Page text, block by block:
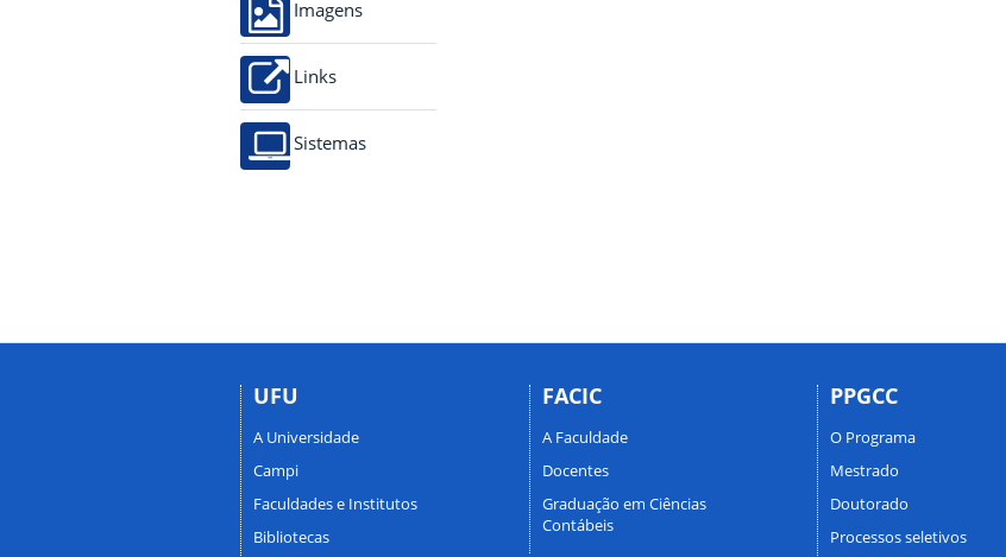
Imagens
Links
Sistemas
UFU
A Universidade
Campi
Faculdades e Institutos
Bibliotecas
FACIC
A Faculdade
Docentes
Graduação em Ciências
Contábeis
PPGCC
O Programa
Mestrado
Doutorado
Processos seletivos